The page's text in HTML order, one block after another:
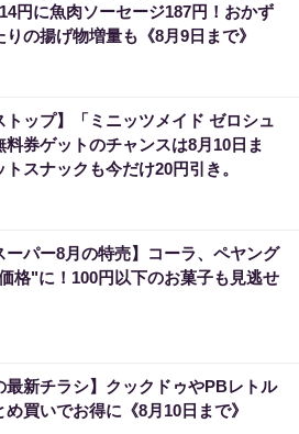
円に魚肉ソーセージ187円！おかず
りの揚げ物増量も《8月9日まで》
トップ】「ミニッツメイド ゼロシュ
料券ゲットのチャンスは8月10日ま
トスナックも今だけ20円引き。
ーパー8月の特売】コーラ、ペヤング
格"に！100円以下のお菓子も見逃せ
最新チラシ】クックドゥやPBレトル
め買いでお得に《8月10日まで》